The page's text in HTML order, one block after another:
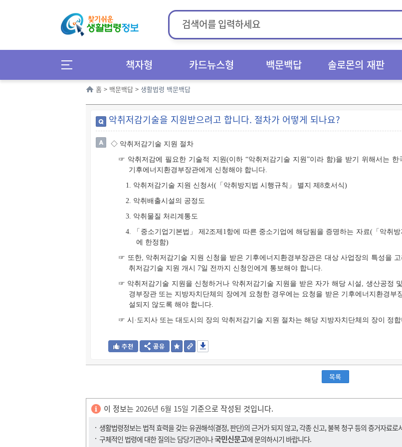
책자형 카드뉴스형 백문백답 솔로몬의 재판
홈 > 백문백답 > 생활법령 백문백답
악취저감기술을 지원받으려고 합니다. 절차가 어떻게 되나요?
◇ 악취저감기술 지원 절차
☞ 악취저감에 필요한 기술적 지원(이하 “악취저감기술 지원”이라 함)을 받기 위해서는
기후에너지환경부장관에게 신청해야 합니다.
1. 악취저감기술 지원 신청서(「악취방지법 시행규칙」 별지 제8호서식)
2. 악취배출시설의 공정도
3. 악취물질 처리계통도
4. 「중소기업기본법」 제2조제1항에 따른 중소기업에 해당됨을 증명하는 자료(「악취
에 한정함)
☞ 또한, 악취저감기술 지원 신청을 받은 기후에너지환경부장관은 대상 사업장의 특성을
취저감기술 지원 개시 7일 전까지 신청인에게 통보해야 합니다.
☞ 악취저감기술 지원을 신청하거나 악취저감기술 지원을 받은 자가 해당 시설, 생산공정
경부장관 또는 지방자치단체의 장에게 요청한 경우에는 요청을 받은 기후에너지환경부
설되지 않도록 해야 합니다.
☞ 시·도지사 또는 대도시의 장의 악취저감기술 지원 절차는 해당 지방자치단체의 장이 정합
목록
이 정보는 2026년 6월 15일 기준으로 작성된 것입니다.
생활법령정보는 법적 효력을 갖는 유권해석(결정, 판단)의 근거가 되지 않고, 각종 신고, 불복 청구 등의 증거자료로
구체적인 법령에 대한 질의는 담당기관이나국민신문고에 문의하시기 바랍니다.